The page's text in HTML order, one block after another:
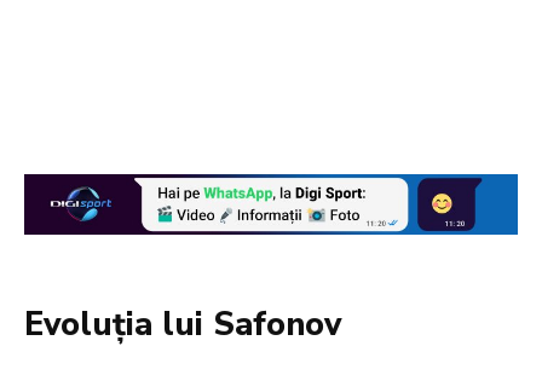
Evoluția lui Safonov